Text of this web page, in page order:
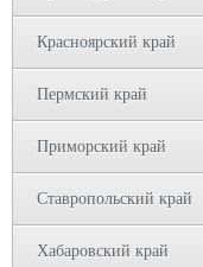
Красноярский край
Пермский край
Приморский край
Ставропольский край
Хабаровский край